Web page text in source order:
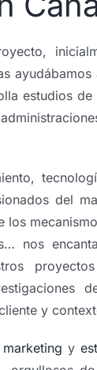
estudios
del
los
nos
y
marketing y